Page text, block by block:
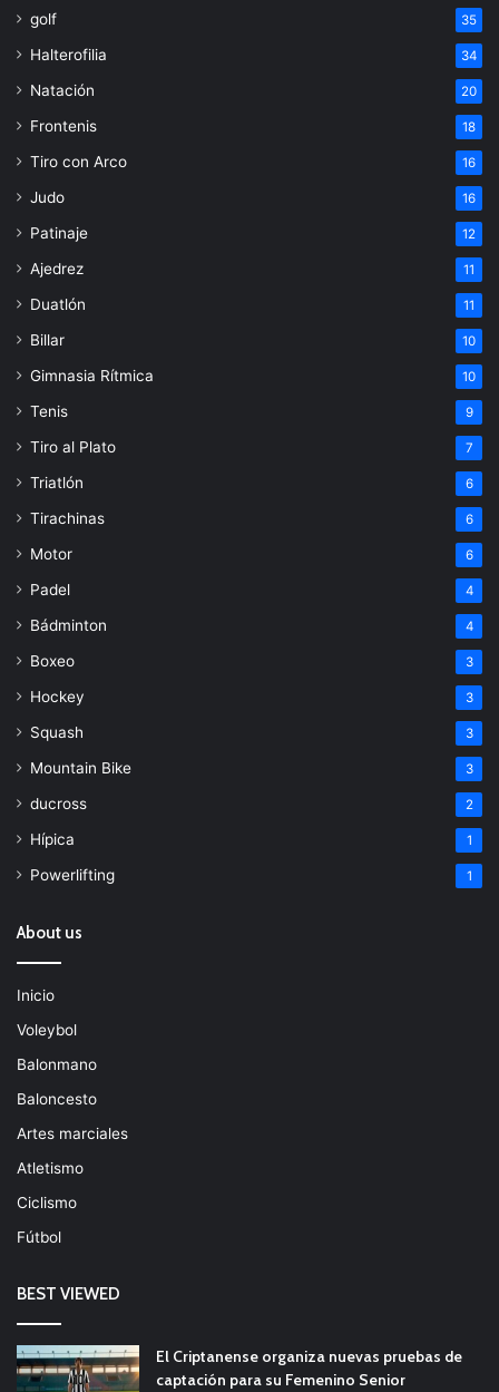
golf 35
Halterofilia 34
Natación 20
Frontenis 18
Tiro con Arco 16
Judo 16
Patinaje 12
Ajedrez 11
Duatlón 11
Billar 10
Gimnasia Rítmica 10
Tenis 9
Tiro al Plato 7
Triatlón 6
Tirachinas 6
Motor 6
Padel 4
Bádminton 4
Boxeo 3
Hockey 3
Squash 3
Mountain Bike 3
ducross 2
Hípica 1
Powerlifting 1
About us
Inicio
Voleybol
Balonmano
Baloncesto
Artes marciales
Atletismo
Ciclismo
Fútbol
BEST VIEWED
El Criptanense organiza nuevas pruebas de
captación para su Femenino Senior